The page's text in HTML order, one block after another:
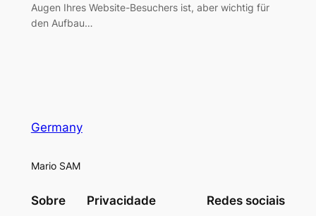
Augen Ihres Website-Besuchers ist, aber wichtig für
den Aufbau…
Germany
Mario SAM
Sobre Privacidade Redes sociais